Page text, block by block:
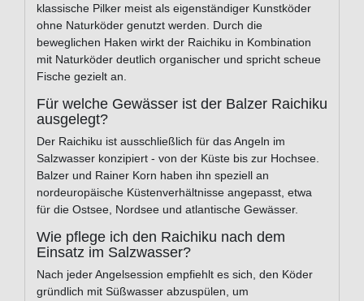
klassische Pilker meist als eigenständiger Kunstköder
ohne Naturköder genutzt werden. Durch die
beweglichen Haken wirkt der Raichiku in Kombination
mit Naturköder deutlich organischer und spricht scheue
Fische gezielt an.
Für welche Gewässer ist der Balzer Raichiku
ausgelegt?
Der Raichiku ist ausschließlich für das Angeln im
Salzwasser konzipiert - von der Küste bis zur Hochsee.
Balzer und Rainer Korn haben ihn speziell an
nordeuropäische Küstenverhältnisse angepasst, etwa
für die Ostsee, Nordsee und atlantische Gewässer.
Wie pflege ich den Raichiku nach dem
Einsatz im Salzwasser?
Nach jeder Angelsession empfiehlt es sich, den Köder
gründlich mit Süßwasser abzuspülen, um